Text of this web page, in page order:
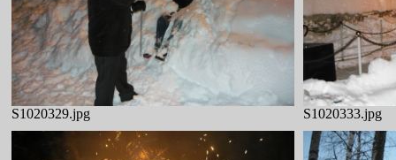
S1020329.jpg S1020333.jpg